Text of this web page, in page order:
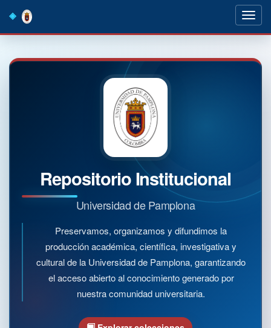
navigation
Repositorio Institucional
Universidad de Pamplona
Preservamos, organizamos y difundimos la
producción académica, científica, investigativa y
cultural de la Universidad de Pamplona, garantizando
el acceso abierto al conocimiento generado por
nuestra comunidad universitaria.